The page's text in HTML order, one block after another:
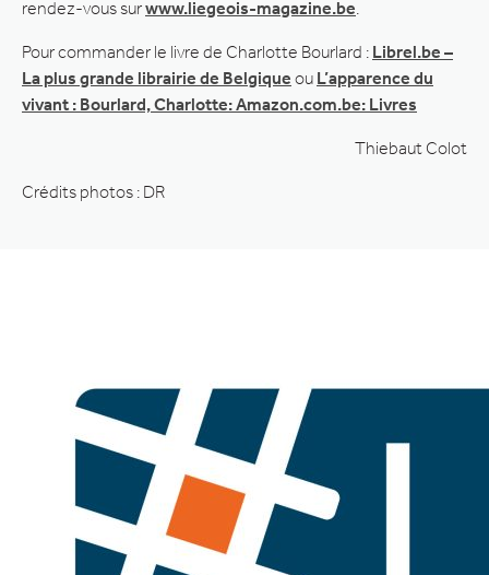
rendez-vous surwww.liegeois-magazine.be
Pour commander le livre de Charlotte Bourlard : Librel.be –
La plus grande librairie de Belgique ou L’apparence du
vivant : Bourlard, Charlotte: Amazon.com.be: Livres
Thiebaut Colot
Crédits photos : DR